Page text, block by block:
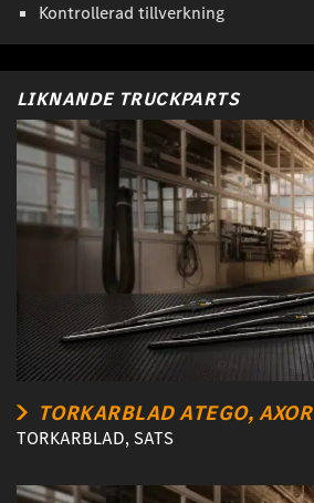
Kontrollerad tillverkning
LIKNANDE TRUCKPARTS
TORKARBLAD ATEGO, AXOR
TORKARBLAD, SATS